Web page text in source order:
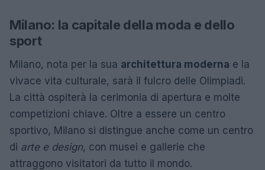
Milano: la capitale della moda e dello
sport
Milano, nota per la sua architettura moderna e la
vivace vita culturale, sarà il fulcro delle Olimpiadi.
La città ospiterà la cerimonia di apertura e molte
competizioni chiave. Oltre a essere un centro
sportivo, Milano si distingue anche come un centro
di arte e design, con musei e gallerie che
attraggono visitatori da tutto il mondo.